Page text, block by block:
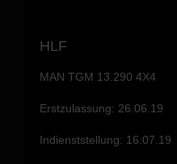
HLF
MAN TGM 13.290 4X4
Erstzulassung: 26.06.19
Indienststellung: 16.07.19